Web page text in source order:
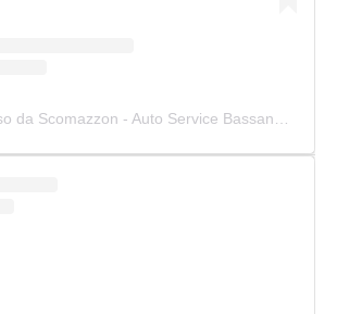
Un post condiviso da Scomazzon - Auto Service Bassano (@scomazzon_asb)